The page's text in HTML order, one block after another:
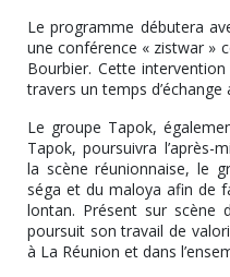
Le programme débutera
une conférence « zistwar »
Bourbier. Cette
travers un temps
Le groupe Tapok,
Tapok, poursuivra l’après-
la scène réunionnaise, le
séga et du maloya afin de
lontan. Présent sur scène
poursuit son travail de
à La Réunion et dans